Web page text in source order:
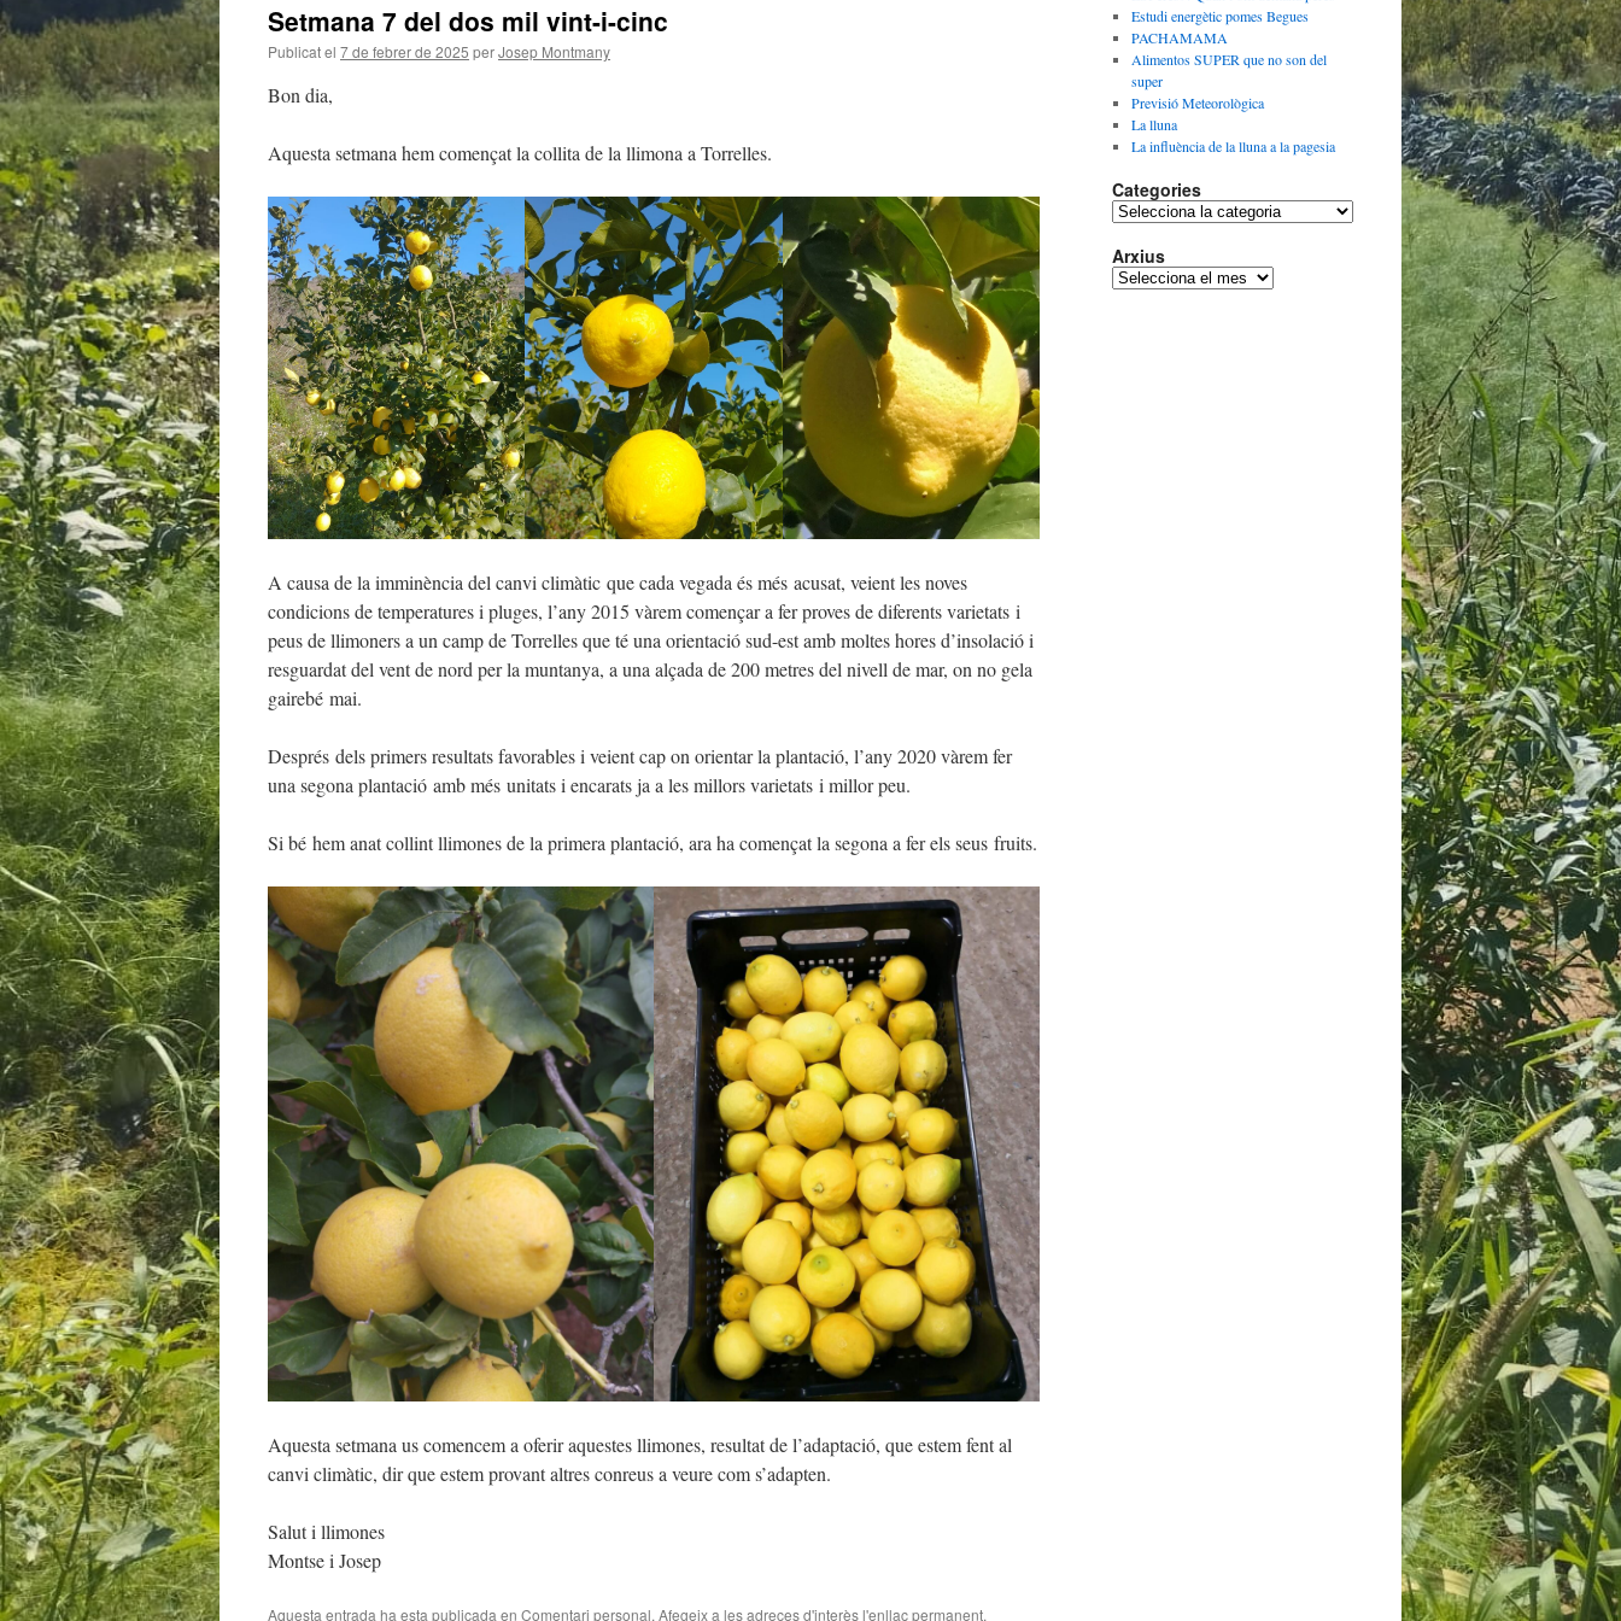
Setmana 7 del dos mil vint-i-cinc
Publicat el 7 de febrer de 2025 perJosep Montmany
Bon dia,
Aquesta setmana hem començat la collita de la llimona a Torrelles.
A causa de la imminència del canvi climàtic que cada vegada és més acusat, veient les noves
condicions de temperatures i pluges, l’any 2015 vàrem començar a fer proves de diferents varietats i
peus de llimoners a un camp de Torrelles que té una orientació sud-est amb moltes hores d’insolació i
resguardat del vent de nord per la muntanya, a una alçada de 200 metres del nivell de mar, on no gela
gairebé mai.
Després dels primers resultats favorables i veient cap on orientar la plantació, l’any 2020 vàrem fer
una segona plantació amb més unitats i encarats ja a les millors varietats i millor peu.
Si bé hem anat collint llimones de la primera plantació, ara ha començat la segona a fer els seus fruits.
Aquesta setmana us comencem a oferir aquestes llimones, resultat de l’adaptació, que estem fent al
canvi climàtic, dir que estem provant altres conreus a veure com s’adapten.
Salut i llimones
Montse i Josep
Aquesta entrada ha esta publicada en Comentari personal. Afegeix a les adreces d'interès l'enllaç permanent.
Estudi energètic pomes Begues
PACHAMAMA
Alimentos SUPER que no son del
super
Previsió Meteorològica
La lluna
La influència de la lluna a la pagesia
Categories
Categories
Arxius
Arxius